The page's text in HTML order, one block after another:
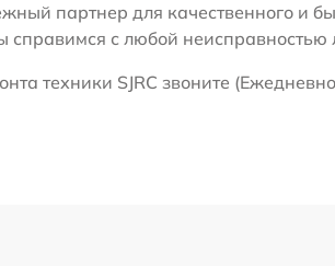
партнер для качественного и
с любой неисправностью
техники SJRC звоните